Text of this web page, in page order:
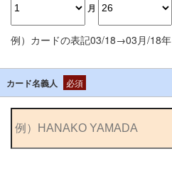
月
例）カードの表記03/18→03月/18年
カード名義人 必須